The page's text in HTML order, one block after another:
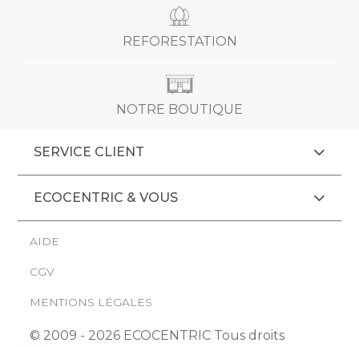
REFORESTATION
NOTRE BOUTIQUE
SERVICE CLIENT
ECOCENTRIC & VOUS
AIDE
CGV
MENTIONS LÉGALES
© 2009 - 2026 ECOCENTRIC Tous droits